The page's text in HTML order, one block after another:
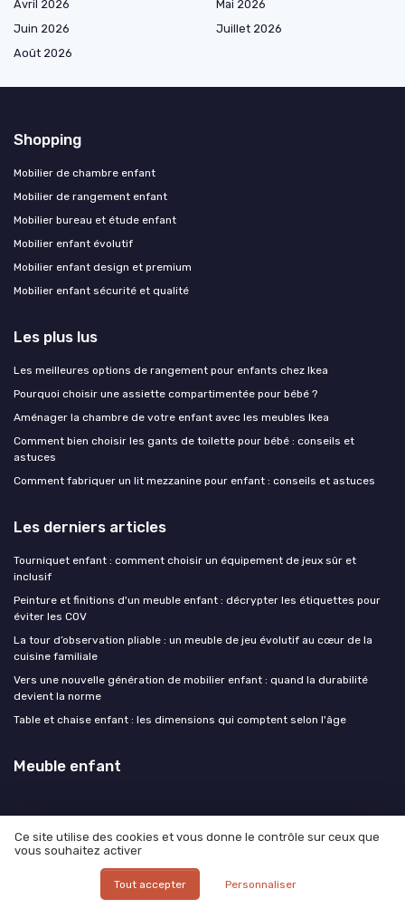
Avril 2026
Mai 2026
Juin 2026
Juillet 2026
Août 2026
Shopping
Mobilier de chambre enfant
Mobilier de rangement enfant
Mobilier bureau et étude enfant
Mobilier enfant évolutif
Mobilier enfant design et premium
Mobilier enfant sécurité et qualité
Les plus lus
Les meilleures options de rangement pour enfants chez Ikea
Pourquoi choisir une assiette compartimentée pour bébé ?
Aménager la chambre de votre enfant avec les meubles Ikea
Comment bien choisir les gants de toilette pour bébé : conseils et
astuces
Comment fabriquer un lit mezzanine pour enfant : conseils et astuces
Les derniers articles
Tourniquet enfant : comment choisir un équipement de jeux sûr et
inclusif
Peinture et finitions d'un meuble enfant : décrypter les étiquettes pour
éviter les COV
La tour d’observation pliable : un meuble de jeu évolutif au cœur de la
cuisine familiale
Vers une nouvelle génération de mobilier enfant : quand la durabilité
devient la norme
Table et chaise enfant : les dimensions qui comptent selon l'âge
Meuble enfant
Mentions légales
© Meuble enfant 2026
Ce site utilise des cookies et vous donne le contrôle sur ceux que
vous souhaitez activer
Tout accepter Personnaliser